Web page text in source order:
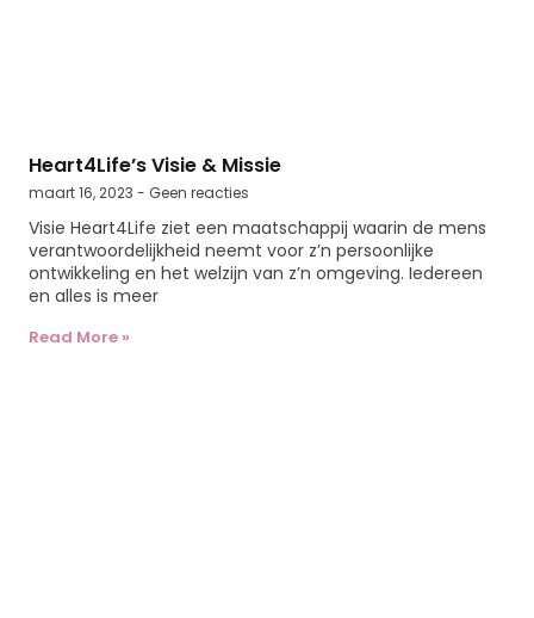
Heart4Life’s Visie & Missie
maart 16, 2023 Geen reacties
Visie Heart4Life ziet een maatschappij waarin de mens
verantwoordelijkheid neemt voor z’n persoonlijke
ontwikkeling en het welzijn van z’n omgeving. Iedereen
en alles is meer
Read More »